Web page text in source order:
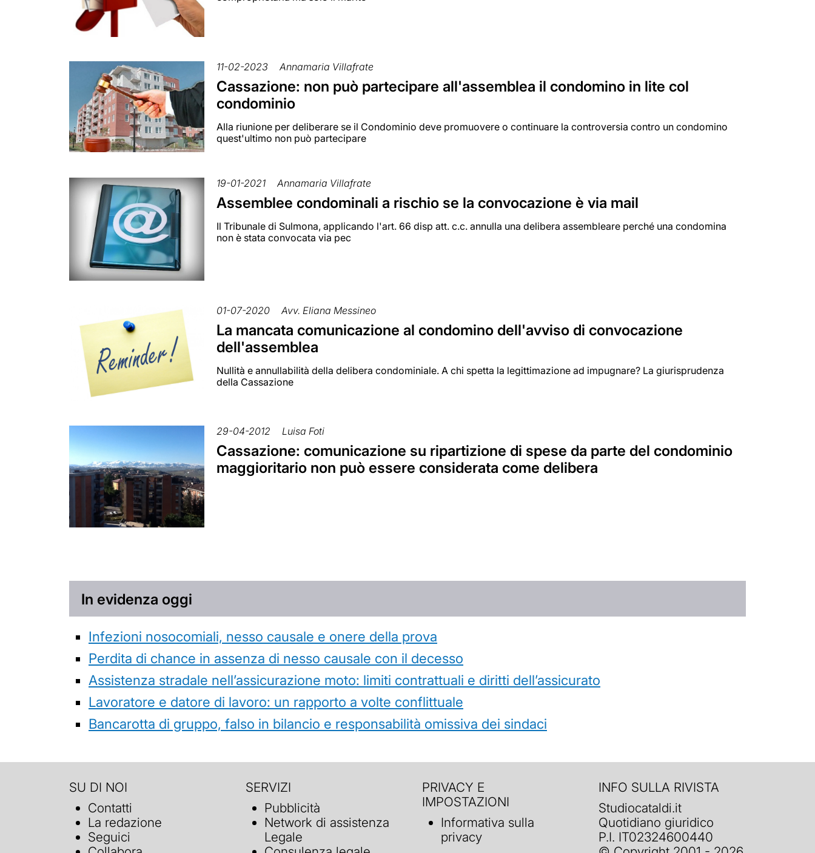
11-02-2023 Annamaria Villafrate
Cassazione: non può partecipare all'assemblea il condomino in lite col
condominio
Alla riunione per deliberare se il Condominio deve promuovere o continuare la controversia contro un condomino
quest'ultimo non può partecipare
19-01-2021 Annamaria Villafrate
Assemblee condominali a rischio se la convocazione è via mail
Il Tribunale di Sulmona, applicando l'art. 66 disp att. c.c. annulla una delibera assembleare perché una condomina
non è stata convocata via pec
01-07-2020 Avv. Eliana Messineo
La mancata comunicazione al condomino dell'avviso di convocazione
dell'assemblea
Nullità e annullabilità della delibera condominiale. A chi spetta la legittimazione ad impugnare? La giurisprudenza
della Cassazione
29-04-2012 Luisa Foti
Cassazione: comunicazione su ripartizione di spese da parte del condominio
maggioritario non può essere considerata come delibera
In evidenza oggi
Infezioni nosocomiali, nesso causale e onere della prova
Perdita di chance in assenza di nesso causale con il decesso
Assistenza stradale nell’assicurazione moto: limiti contrattuali e diritti dell’assicurato
Lavoratore e datore di lavoro: un rapporto a volte conflittuale
Bancarotta di gruppo, falso in bilancio e responsabilità omissiva dei sindaci
SU DI NOI
Contatti
La redazione
Seguici
SERVIZI
Pubblicità
Network di assistenza
Legale
PRIVACY E
IMPOSTAZIONI
Informativa sulla
privacy
INFO SULLA RIVISTA
Studiocataldi.it
Quotidiano giuridico
P.I. IT02324600440